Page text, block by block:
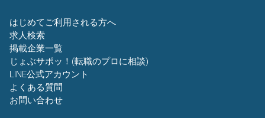
はじめてご利用される方へ
求人検索
掲載企業一覧
じょぶサポッ！(転職のプロに相談)
LINE公式アカウント
よくある質問
お問い合わせ